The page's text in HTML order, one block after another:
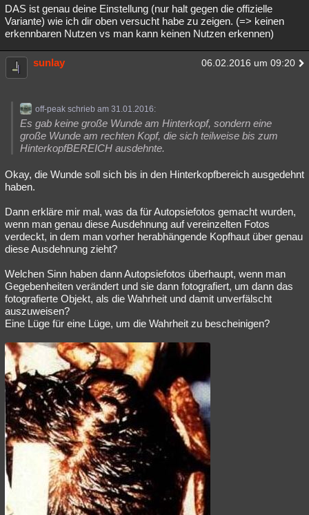
DAS ist genau deine Einstellung (nur halt gegen die offizielle
Variante) wie ich dir oben versucht habe zu zeigen. (=> keinen
erkennbaren Nutzen vs man kann keinen Nutzen erkennen)
sunlay 06.02.2016 um 09:20
off-peak schrieb am 31.01.2016:
Es gab keine große Wunde am Hinterkopf, sondern eine
große Wunde am rechten Kopf, die sich teilweise bis zum
HinterkopfBEREICH ausdehnte.
Okay, die Wunde soll sich bis in den Hinterkopfbereich ausgedehnt
haben.
Dann erkläre mir mal, was da für Autopsiefotos gemacht wurden,
wenn man genau diese Ausdehnung auf vereinzelten Fotos
verdeckt, in dem man vorher herabhängende Kopfhaut über genau
diese Ausdehnung zieht?
Welchen Sinn haben dann Autopsiefotos überhaupt, wenn man
Gegebenheiten verändert und sie dann fotografiert, um dann das
fotografierte Objekt, als die Wahrheit und damit unverfälscht
auszuweisen?
Eine Lüge für eine Lüge, um die Wahrheit zu bescheinigen?